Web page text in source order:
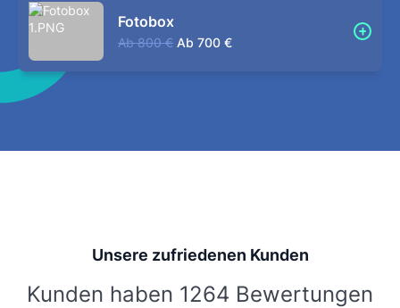
Fotobox
Ab 800 € Ab 700 €
Unsere zufriedenen Kunden
Kunden haben 1264 Bewertungen